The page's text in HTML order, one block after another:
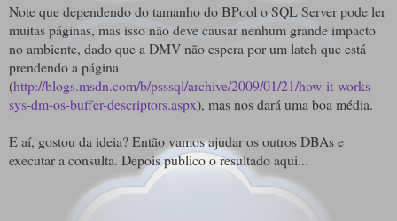
Note que dependendo do tamanho do BPool o SQL Server pode ler
muitas páginas, mas isso não deve causar nenhum grande impacto
no ambiente, dado que a DMV não espera por um latch que está
prendendo a página
(http://blogs.msdn.com/b/psssql/archive/2009/01/21/how-it-works-
sys-dm-os-buffer-descriptors.aspx), mas nos dará uma boa média.
E aí, gostou da ideia? Então vamos ajudar os outros DBAs e
executar a consulta. Depois publico o resultado aqui...